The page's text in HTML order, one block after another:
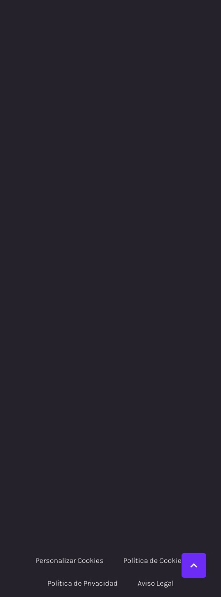
Personalizar Cookies Política de Cookies
Política de Privacidad Aviso Legal